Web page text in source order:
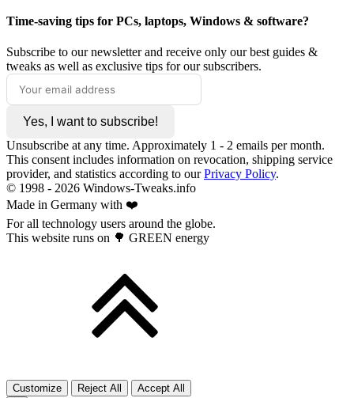
Time-saving tips for PCs, laptops, Windows & software?
Subscribe to our newsletter and receive only our best guides &
tweaks as well as exclusive tips for our subscribers.
Yes, I want to subscribe!
Unsubscribe at any time. Approximately 1 - 2 emails per month.
This consent includes information on revocation, shipping service
provider, and statistics according to ourPrivacy Policy.
© 1998 - 2026 Windows-Tweaks.info
Made in Germany with ❤️
For all technology users around the globe.
This website runs on 🌳 GREEN energy
Customize Reject All
Accept All